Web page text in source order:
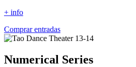
+ info
Comprar entradas
Numerical Series